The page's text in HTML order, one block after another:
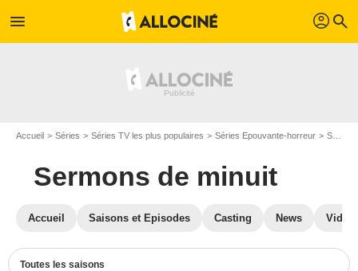
menu profil search
Accueil Séries Séries TV les plus populaires Séries Epouvante-horreur Sermons de minuit
Sermons de minuit
Accueil Saisons et Episodes Casting News
Toutes les saisons